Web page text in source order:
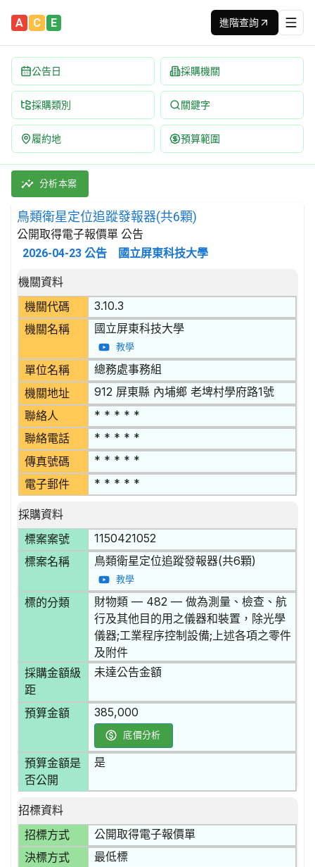
A C E 進階查詢
公告日 採購機關
採購類別 關鍵字
履約地 預算範圍
鳥類衛星定位追蹤發報器(共6顆) 招標公告 | 案號：
採購類別：財物類 做為測量、檢查、航行及其他目的用之
分析本案
鳥類衛星定位追蹤發報器(共6顆)
公開取得電子報價單 公告
2026-04-23 公告 國立屏東科技大學
招標公告詳細內容
機關資料
機關代碼
3.10.3
機關名稱 國立屏東科技大學
教學
單位名稱 總務處事務組
機關地址 912 屏東縣 內埔鄉 老埤村學府路1號
聯絡人 * * * * *
聯絡電話 * * * * *
傳真號碼 * * * * *
電子郵件 * * * * *
採購資料
標案案號
1150421052
標案名稱 鳥類衛星定位追蹤發報器(共6顆)
教學
標的分類
財物類 — 482 — 做為測量、檢查、航
行及其他目的用之儀器和裝置，除光學
儀器;工業程序控制設備;上述各項之零件
及附件
採購金額級
距
未達公告金額
預算金額 385,000
底價分析
預算金額是
否公開
是
招標資料
招標方式
公開取得電子報價單
決標方式 最低標